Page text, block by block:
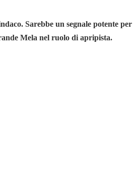
Sarebbe un segnale potente per
Mela nel ruolo di apripista.